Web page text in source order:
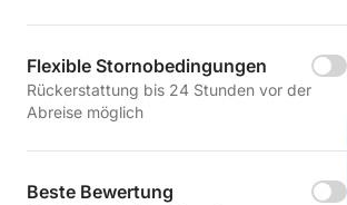
Flexible Stornobedingungen
Rückerstattung bis 24 Stunden vor der
Abreise möglich
Beste Bewertung